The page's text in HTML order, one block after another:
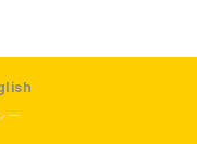
ー